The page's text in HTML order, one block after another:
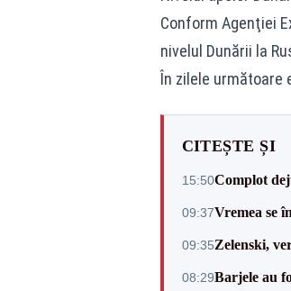
Conform Agenţiei
nivelul Dunării la
În zilele următoare
CITEȘTE ȘI
15:50Complot
09:37Vremea se
09:35Zelenski,
08:29Barjele au